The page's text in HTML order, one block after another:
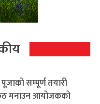
सम्पूर्ण तयारी
मनाउन आयोजकको